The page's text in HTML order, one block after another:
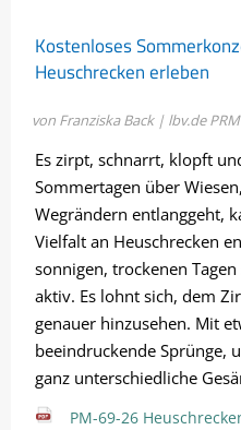
Kostenloses
Heuschrecken erleben
von Franziska Back | lbv.de
Es zirpt, schnarrt, klopft
Sommertagen über
Wegrändern entlanggeht,
Vielfalt an Heuschrecken
sonnigen, trockenen
aktiv. Es lohnt sich, dem
genauer hinzusehen. Mit
beeindruckende Sprünge,
ganz unterschiedliche
PM-69-26